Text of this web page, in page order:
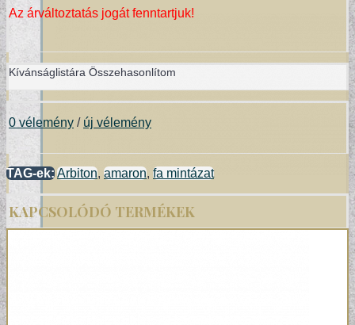
Az árváltoztatás jogát fenntartjuk!
Kívánságlistára Összehasonlítom
0 vélemény / új vélemény
TAG-ek:Arbiton, amaron, fa mintázat
KAPCSOLÓDÓ TERMÉKEK